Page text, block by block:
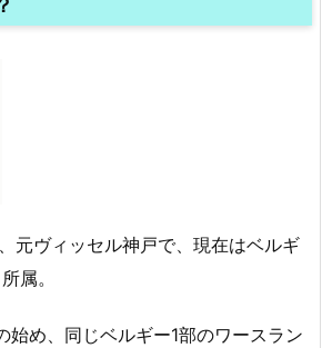
元ヴィッセル神戸で、現在はベルギ
属。
始め、同じベルギー1部のワースラン